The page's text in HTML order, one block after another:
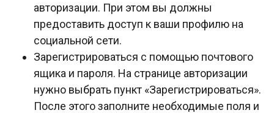
авторизации. При этом вы должны
предоставить доступ к ваши профилю на
социальной сети.
Зарегистрироваться с помощью почтового
ящика и пароля. На странице авторизации
нужно выбрать пункт «Зарегистрироваться».
После этого заполните необходимые поля и